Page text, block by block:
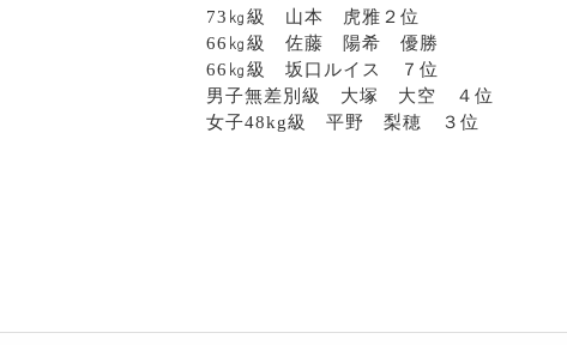
73㎏級 山本 虎雅２位
66㎏級 佐藤 陽希 優勝
66㎏級 坂口ルイス ７位
男子無差別級 大塚 大空 ４位
女子48kg級 平野 梨穂 ３位